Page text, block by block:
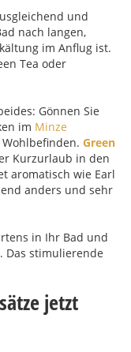
und
nach langen,
im Anflug ist.
Tea oder
Gönnen Sie
im Minze
Green
Kurzurlaub in den
aromatisch wie Earl
anders und sehr
in Ihr Bad und
Das stimulierende
jetzt